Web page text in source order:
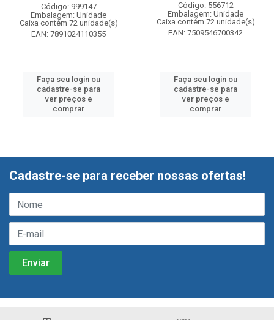
Código: 999147
Embalagem: Unidade
Caixa contém 72 unidade(s)
EAN: 7891024110355
Faça seu login ou
cadastre-se para
ver preços e
comprar
Código: 556712
Embalagem: Unidade
Caixa contém 72 unidade(s)
EAN: 7509546700342
Faça seu login ou
cadastre-se para
ver preços e
comprar
Cadastre-se para receber nossas ofertas!